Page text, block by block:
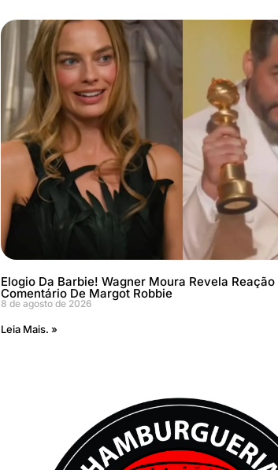
Elogio Da Barbie! Wagner Moura Revela Reação
Comentário De Margot Robbie
8 de agosto de 2026
Leia Mais. »